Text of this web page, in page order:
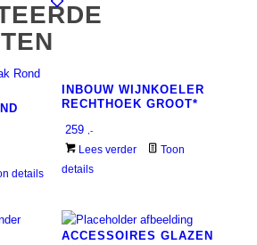
details
INBOUW WIJNKOELER
RECHTHOEK GROOT*
259 ,-
Lees verder
Toon
details
ACCESSOIRES GLAZEN